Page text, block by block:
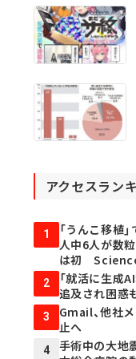
アクセスラン
1
「うんこ移植
人中6人が数
は初
2
「就活に生成
追及され困惑
3
Gmail、他社
止へ
4
手術中の大地